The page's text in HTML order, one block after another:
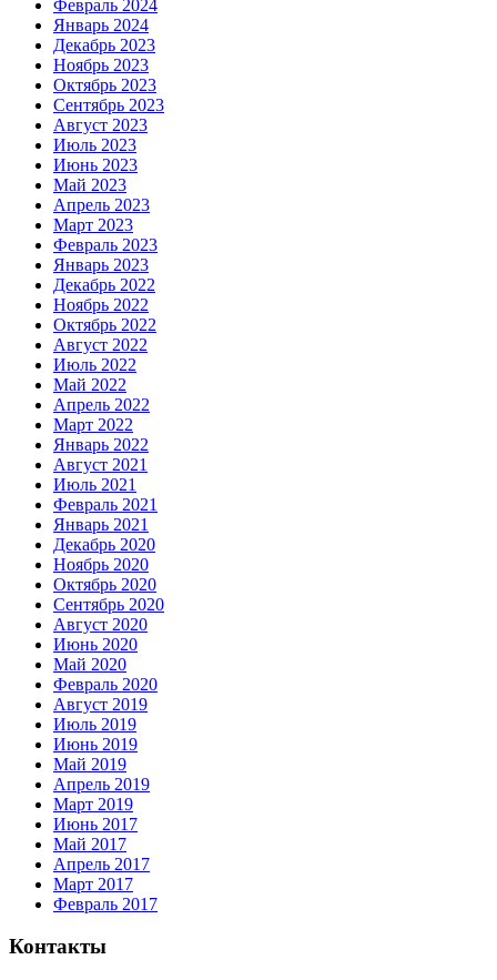
Февраль 2024
Январь 2024
Декабрь 2023
Ноябрь 2023
Октябрь 2023
Сентябрь 2023
Август 2023
Июль 2023
Июнь 2023
Май 2023
Апрель 2023
Март 2023
Февраль 2023
Январь 2023
Декабрь 2022
Ноябрь 2022
Октябрь 2022
Август 2022
Июль 2022
Май 2022
Апрель 2022
Март 2022
Январь 2022
Август 2021
Июль 2021
Февраль 2021
Январь 2021
Декабрь 2020
Ноябрь 2020
Октябрь 2020
Сентябрь 2020
Август 2020
Июнь 2020
Май 2020
Февраль 2020
Август 2019
Июль 2019
Июнь 2019
Май 2019
Апрель 2019
Март 2019
Июнь 2017
Май 2017
Апрель 2017
Март 2017
Февраль 2017
Контакты